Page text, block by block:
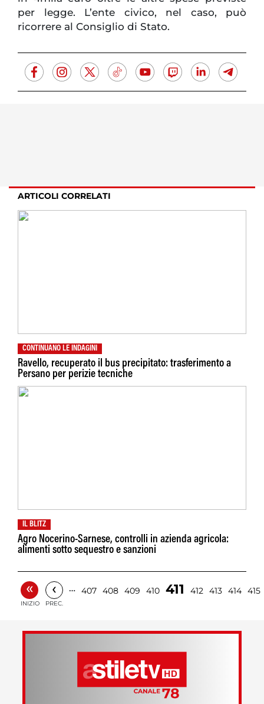
per legge. L’ente civico, nel caso, può
ricorrere al Consiglio di Stato.
ARTICOLI CORRELATI
CONTINUANO LE INDAGINI
Ravello, recuperato il bus precipitato: trasferimento a
Persano per perizie tecniche
IL BLITZ
Agro Nocerino-Sarnese, controlli in azienda agricola:
alimenti sotto sequestro e sanzioni
«
INIZIO
‹
PREC.
… 407 408 409 410 411 412 413 414 415